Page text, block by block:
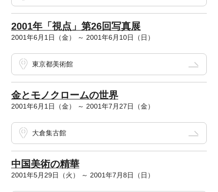
2001年「視点」第26回写真展
2001年6月1日（金） ～ 2001年6月10日（日）
東京都美術館
金とモノクロームの世界
2001年6月1日（金） ～ 2001年7月27日（金）
大倉集古館
中国美術の精華
2001年5月29日（火） ～ 2001年7月8日（日）